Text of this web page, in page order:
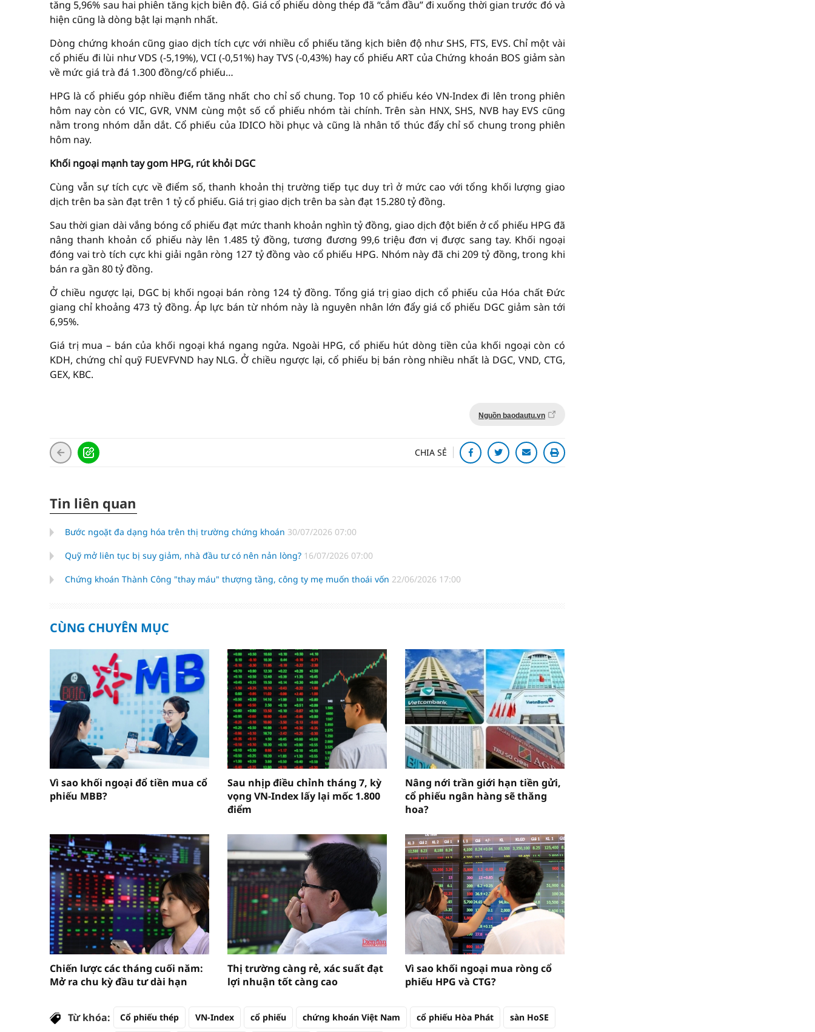
tăng 5,96% sau hai phiên tăng kịch biên độ. Giá cổ phiếu dòng thép đã “cắm đầu” đi xuống thời gian trước đó và
hiện cũng là dòng bật lại mạnh nhất.
Dòng chứng khoán cũng giao dịch tích cực với nhiều cổ phiếu tăng kịch biên độ như SHS, FTS, EVS. Chỉ một vài
cổ phiếu đi lùi như VDS (-5,19%), VCI (-0,51%) hay TVS (-0,43%) hay cổ phiếu ART của Chứng khoán BOS giảm sàn
về mức giá trà đá 1.300 đồng/cổ phiếu…
HPG là cổ phiếu góp nhiều điểm tăng nhất cho chỉ số chung. Top 10 cổ phiếu kéo VN-Index đi lên trong phiên
hôm nay còn có VIC, GVR, VNM cùng một số cổ phiếu nhóm tài chính. Trên sàn HNX, SHS, NVB hay EVS cũng
nằm trong nhóm dẫn dắt. Cổ phiếu của IDICO hồi phục và cũng là nhân tố thúc đẩy chỉ số chung trong phiên
hôm nay.
Khối ngoại mạnh tay gom HPG, rút khỏi DGC
Cùng vẫn sự tích cực về điểm số, thanh khoản thị trường tiếp tục duy trì ở mức cao với tổng khối lượng giao
dịch trên ba sàn đạt trên 1 tỷ cổ phiếu. Giá trị giao dịch trên ba sàn đạt 15.280 tỷ đồng.
Sau thời gian dài vắng bóng cổ phiếu đạt mức thanh khoản nghìn tỷ đồng, giao dịch đột biến ở cổ phiếu HPG đã
nâng thanh khoản cổ phiếu này lên 1.485 tỷ đồng, tương đương 99,6 triệu đơn vị được sang tay. Khối ngoại
đóng vai trò tích cực khi giải ngân ròng 127 tỷ đồng vào cổ phiếu HPG. Nhóm này đã chi 209 tỷ đồng, trong khi
bán ra gần 80 tỷ đồng.
Ở chiều ngược lại, DGC bị khối ngoại bán ròng 124 tỷ đồng. Tổng giá trị giao dịch cổ phiếu của Hóa chất Đức
giang chỉ khoảng 473 tỷ đồng. Áp lực bán từ nhóm này là nguyên nhân lớn đẩy giá cổ phiếu DGC giảm sàn tới
6,95%.
Giá trị mua – bán của khối ngoại khá ngang ngửa. Ngoài HPG, cổ phiếu hút dòng tiền của khối ngoại còn có
KDH, chứng chỉ quỹ FUEVFVND hay NLG. Ở chiều ngược lại, cổ phiếu bị bán ròng nhiều nhất là DGC, VND, CTG,
GEX, KBC.
Nguồn baodautu.vn
CHIA SẺ
Tin liên quan
Bước ngoặt đa dạng hóa trên thị trường chứng khoán 30/07/2026 07:00
Quỹ mở liên tục bị suy giảm, nhà đầu tư có nên nản lòng? 16/07/2026 07:00
Chứng khoán Thành Công "thay máu" thượng tầng, công ty mẹ muốn thoái vốn 22/06/2026 17:00
CÙNG CHUYÊN MỤC
Vì sao khối ngoại đổ tiền mua cổ
phiếu MBB?
Sau nhịp điều chỉnh tháng 7, kỳ
vọng VN-Index lấy lại mốc 1.800
điểm
Nâng nới trần giới hạn tiền gửi,
cổ phiếu ngân hàng sẽ thăng
hoa?
Chiến lược các tháng cuối năm:
Mở ra chu kỳ đầu tư dài hạn
Thị trường càng rẻ, xác suất đạt
lợi nhuận tốt càng cao
Vì sao khối ngoại mua ròng cổ
phiếu HPG và CTG?
Từ khóa: Cổ phiếu thép VN-Index cổ phiếu chứng khoán Việt Nam cổ phiếu Hòa Phát sàn HoSE